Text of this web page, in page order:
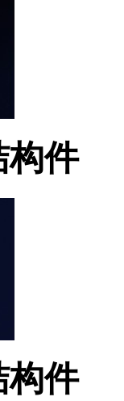
构件
构件